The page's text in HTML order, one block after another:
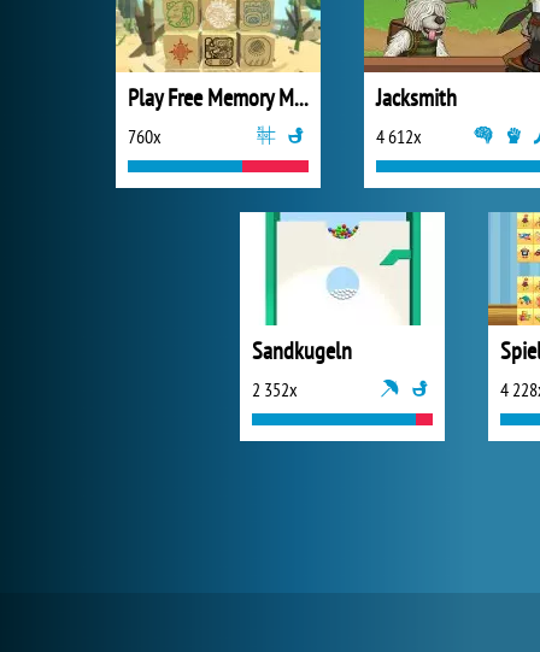
Play Free Memory Matching Temple Game
760x
Jacksmith
4 612x
Sandkugeln
2 352x 4